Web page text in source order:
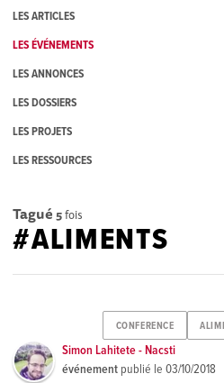
LES ARTICLES
LES ÉVÉNEMENTS
LES ANNONCES
LES DOSSIERS
LES PROJETS
LES RESSOURCES
Tagué 5fois
#ALIMENTS
CONFERENCE
Simon Lahitete - Nacsti
événement publié le03/10/2018